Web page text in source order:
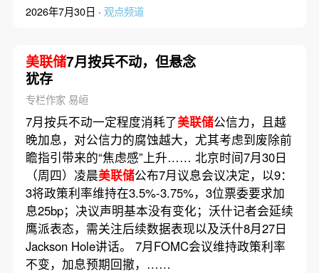
2026年7月30日 · 观点频道
美联储7月按兵不动，但悬念
犹存
专栏作家 易峘
7月按兵不动一定程度消耗了美联储公信力，且越
晚加息，对公信力的腐蚀越大，尤其考虑到废除前
瞻指引带来的“焦虑感”上升…… 北京时间7月30日
（周四）凌晨美联储公布7月议息会议决定，以9：
3将政策利率维持在3.5%-3.75%，3位票委要求加
息25bp；决议声明基本没有变化；沃什记者会延续
鹰派表态，需关注后续数据表现以及沃什8月27日
Jackson Hole讲话。 7月FOMC会议维持政策利率
不变，加息预期回撤，……